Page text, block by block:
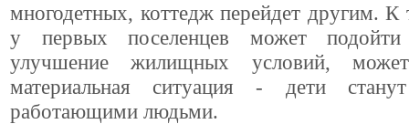
многодетных, коттедж перейдет другим. К
у первых поселенцев может
улучшение жилищных условий, может
материальная ситуация - дети
работающими людьми.